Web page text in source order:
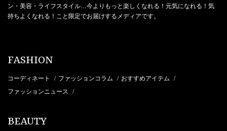
ン・美容・ライフスタイル…今よりもっと楽しくなれる！元気になれる！気
持ちよくなれる！こと限定でお届けするメディアです。
FASHION
コーディネート / ファッションコラム / おすすめアイテム /
ファッションニュース /
BEAUTY